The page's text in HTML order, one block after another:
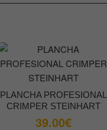
PLANCHA PROFESIONAL
CRIMPER STEINHART
39.00€